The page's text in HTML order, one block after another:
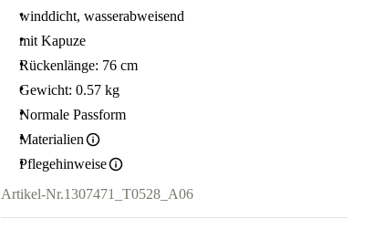
winddicht, wasserabweisend
mit Kapuze
Rückenlänge: 76 cm
Gewicht: 0.57 kg
Normale Passform
Materialien
Pflegehinweise
Artikel-Nr.1307471_T0528_A06